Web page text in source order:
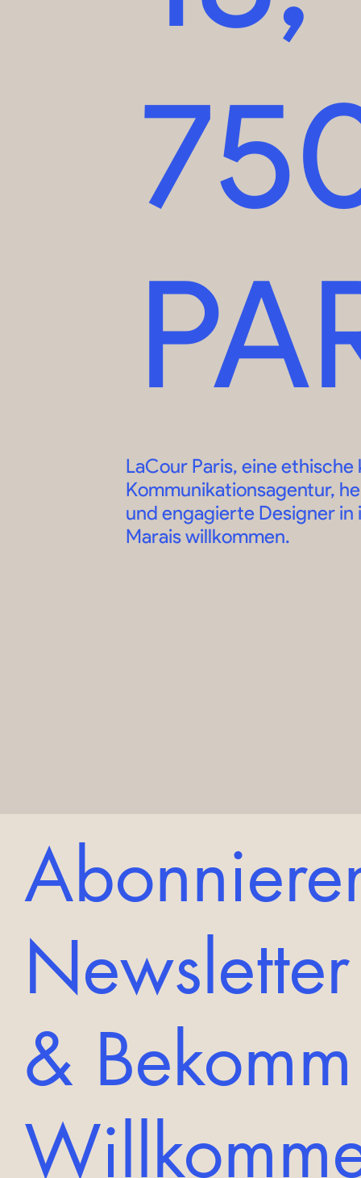
LaCour Paris, eine
Kommunikationsagentur,
und engagierte Designer in
Marais willkommen.
Newsletter
&